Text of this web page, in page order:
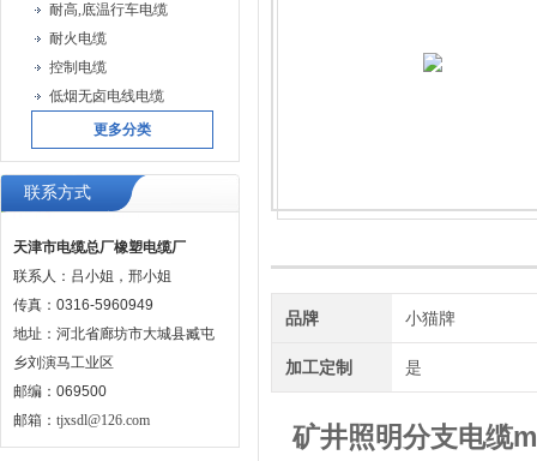
耐高,底温行车电缆
耐火电缆
控制电缆
低烟无卤电线电缆
更多分类
联系方式
天津市电缆总厂橡塑电缆厂
联系人：吕小姐，邢小姐
传真：0316-5960949
地址：河北省廊坊市大城县臧屯
乡刘演马工业区
邮编：069500
邮箱： tjxsdl@126.com
品牌 小猫牌
加工定制 是
矿井照明分支电缆